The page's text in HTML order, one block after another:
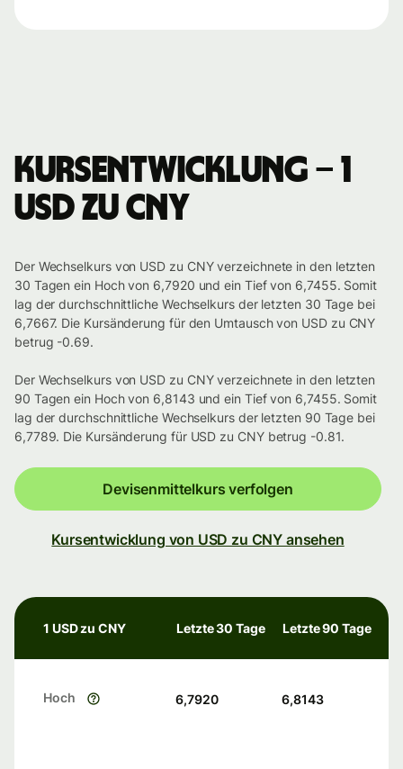
Kursentwicklung – 1
USD zu CNY
Der Wechselkurs von USD zu CNY verzeichnete in den letzten
30 Tagen ein Hoch von 6,7920 und ein Tief von 6,7455. Somit
lag der durchschnittliche Wechselkurs der letzten 30 Tage bei
6,7667. Die Kursänderung für den Umtausch von USD zu CNY
betrug -0.69.
Der Wechselkurs von USD zu CNY verzeichnete in den letzten
90 Tagen ein Hoch von 6,8143 und ein Tief von 6,7455. Somit
lag der durchschnittliche Wechselkurs der letzten 90 Tage bei
6,7789. Die Kursänderung für USD zu CNY betrug -0.81.
Devisenmittelkurs verfolgen
Kursentwicklung von USD zu CNY ansehen
1 USD zu CNY Letzte 30 Tage Letzte 90 Tage
Hoch 6,7920 6,8143